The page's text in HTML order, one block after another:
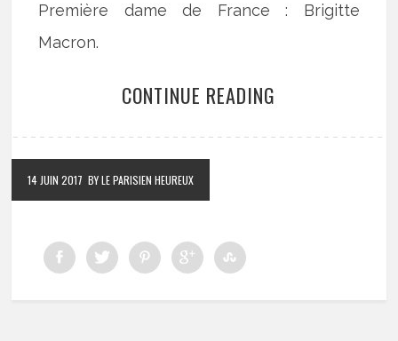
Première dame de France : Brigitte
Macron.
CONTINUE READING
14 JUIN 2017 BY LE PARISIEN HEUREUX